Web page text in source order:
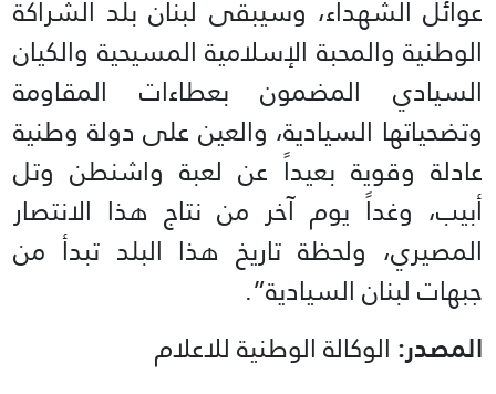
عوائل الشهداء، وسيبقى لبنان بلد الشراكة
الوطنية والمحبة الإسلامية المسيحية والكيان
السيادي المضمون بعطاءات المقاومة
وتضحياتها السيادية، والعين على دولة وطنية
عادلة وقوية بعيداً عن لعبة واشنطن وتل
أبيب، وغداً يوم آخر من نتاج هذا الانتصار
المصيري، ولحظة تاريخ هذا البلد تبدأ من
جبهات لبنان السيادية”.
المصدر: الوكالة الوطنية للاعلام